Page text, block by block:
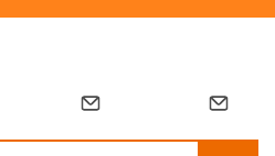
Vade Farksız 2 Taksit!